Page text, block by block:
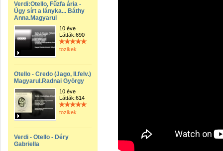
Verdi:Otello, Fűzfa ária -
Úgy sírt a lányka... Báthy
Anna.Magyarul
10 éve
Látták:690
tozikek
Otello - Credo (Jago, II.felv.)
Magyarul.Radnai György
10 éve
Látták:614
tozikek
Verdi - Otello - Déry
Gabriella